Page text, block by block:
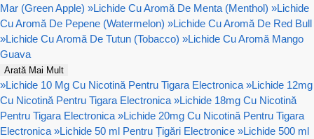
Mar (Green Apple) »Lichide Cu Aromă De Menta (Menthol) »Lichide
Cu Aromă De Pepene (Watermelon) »Lichide Cu Aromă De Red Bull
»Lichide Cu Aromă De Tutun (Tobacco) »Lichide Cu Aromă Mango
Guava
Arată Mai Mult
»Lichide 10 Mg Cu Nicotină Pentru Tigara Electronica »Lichide 12mg
Cu Nicotină Pentru Tigara Electronica »Lichide 18mg Cu Nicotină
Pentru Tigara Electronica »Lichide 20mg Cu Nicotină Pentru Tigara
Electronica »Lichide 50 ml Pentru Țigări Electronice »Lichide 500 ml